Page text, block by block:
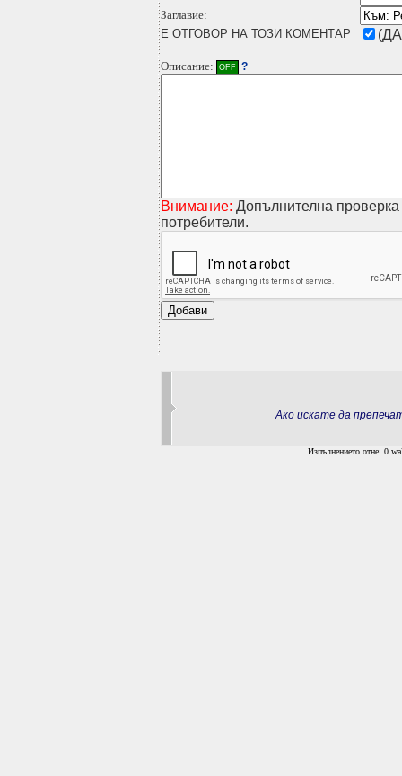
Заглавие:
Е ОТГОВОР НА ТОЗИ КОМЕНТАР
Описание: OFF ?
Внимание: Допълнителна
потребители.
Ако искате да
Изпълнението отне: 0